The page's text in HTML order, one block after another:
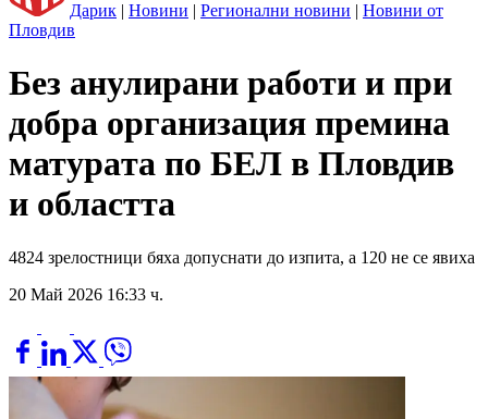
Дарик | Новини | Регионални новини | Новини от
Пловдив
Без анулирани работи и при
добра организация премина
матурaта по БЕЛ в Пловдив
и областта
4824 зрелостници бяха допуснати до изпита, а 120 не се явиха
20 Май 2026 16:33 ч.